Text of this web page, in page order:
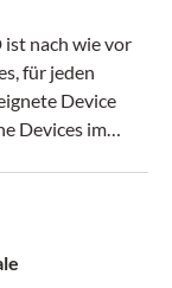
ist nach wie vor
für jeden
Device
Devices im